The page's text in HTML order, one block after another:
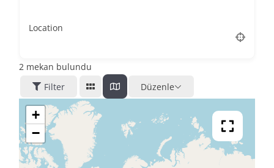
Location
2 mekan bulundu
Filter
Düzenle
+
−